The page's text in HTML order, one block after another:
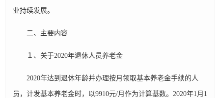
业持续发展。
二、主要内容
１、关于2020年退休人员养老金
2020年达到退休年龄并办理按月领取基本养老金手续的人
员，计发基本养老金时，以9910元/月作为计算基数。2020年1月1